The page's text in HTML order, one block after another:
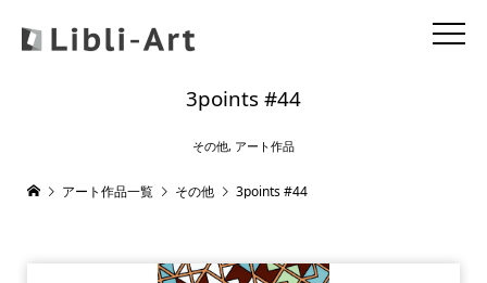
3points #44
その他, アート作品
アート作品一覧 その他 3points #44